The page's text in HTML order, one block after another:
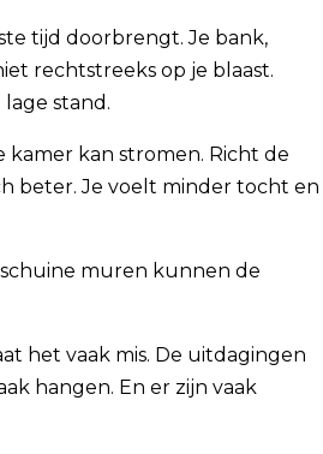
tijd doorbrengt. Je bank,
rechtstreeks op je blaast.
stand.
kan stromen. Richt de
beter. Je voelt minder tocht en
schuine muren kunnen de
het vaak mis. De uitdagingen
hangen. En er zijn vaak